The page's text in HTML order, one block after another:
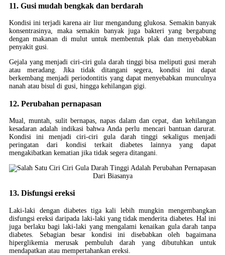
11. Gusi mudah bengkak dan berdarah
Kondisi ini terjadi karena air liur mengandung glukosa. Semakin banyak
konsentrasinya, maka semakin banyak juga bakteri yang bergabung
dengan makanan di mulut untuk membentuk plak dan menyebabkan
penyakit gusi.
Gejala yang menjadi ciri-ciri gula darah tinggi bisa meliputi gusi merah
atau meradang. Jika tidak ditangani segera, kondisi ini dapat
berkembang menjadi periodontitis yang dapat menyebabkan munculnya
nanah atau bisul di gusi, hingga kehilangan gigi.
12. Perubahan pernapasan
Mual, muntah, sulit bernapas, napas dalam dan cepat, dan kehilangan
kesadaran adalah indikasi bahwa Anda perlu mencari bantuan darurat.
Kondisi ini menjadi ciri-ciri gula darah tinggi sekaligus menjadi
peringatan dari kondisi terkait diabetes lainnya yang dapat
mengakibatkan kematian jika tidak segera ditangani.
13. Disfungsi ereksi
Laki-laki dengan diabetes tiga kali lebih mungkin mengembangkan
disfungsi ereksi daripada laki-laki yang tidak menderita diabetes. Hal ini
juga berlaku bagi laki-laki yang mengalami kenaikan gula darah tanpa
diabetes. Sebagian besar kondisi ini disebabkan oleh bagaimana
hiperglikemia merusak pembuluh darah yang dibutuhkan untuk
mendapatkan atau mempertahankan ereksi.